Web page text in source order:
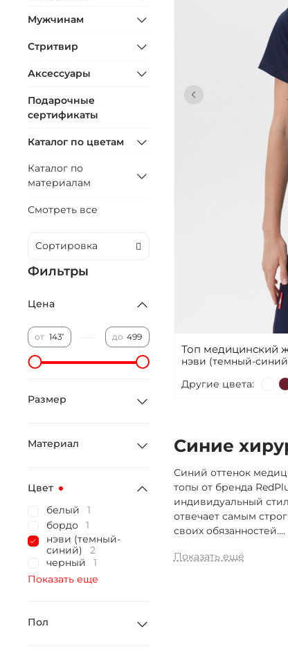
Топ медицинский
нэви (темный-
Другие цвета:
Синие
Синий оттенок
топы от бренда
индивидуальный
отвечает самым
своих обязанностей....
Показать ещё
Мужчинам
Стритвир
Аксессуары
Подарочные
сертификаты
Каталог по цветам
Каталог по
материалам
Смотреть все
Фильтры
Цена
от до
Размер
Материал
Цвет
белый
1
бордо
1
нэви (темный-
синий)
2
черный
1
Показать еще
Пол